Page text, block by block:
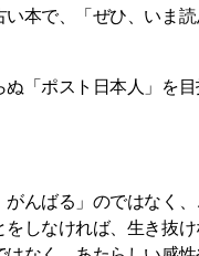
本で、「ぜひ、いま
「ポスト日本人」を
がんばる」のではなく
しなければ、生き抜